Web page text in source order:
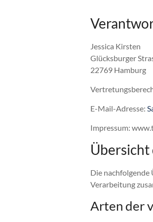
Jessica Kirsten
Glücksburger
22769 Hamburg
E-Mail-Adresse:
Impressum:
Die
Verarbeitung
Arten der